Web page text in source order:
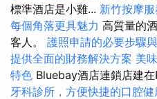
標準酒店是小雞... 新竹按摩服
每個角落更具魅力 高質量的
客人。 護照申請的必要步驟
提供全面的財務解決方案 美
特色 Bluebay酒店連鎖店建
牙科診所，方便快捷的口腔